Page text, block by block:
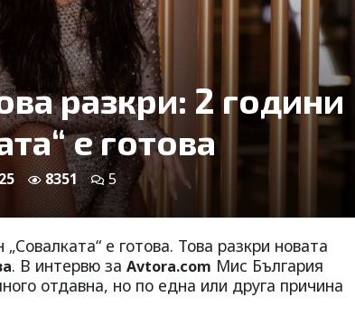
разкри: 2 години
е готова
8351 5
е готова. Това разкри новата
. В интервю за Avtora.com Мис България
отдавна, но по една или друга причина